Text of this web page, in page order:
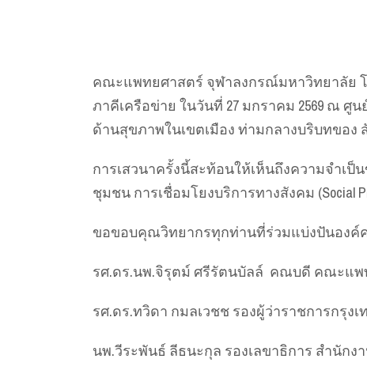
คณะแพทยศาสตร์ จุฬาลงกรณ์มหาวิทยาลัย โด
ภาคีเครือข่าย ในวันที่ 27 มกราคม 2569 ณ ศูนย์
ด้านสุขภาพในเขตเมือง ท่ามกลางบริบทขอ
การเสวนาครั้งนี้สะท้อนให้เห็นถึงความจำเ
ชุมชน การเชื่อมโยงบริการทางสังคม (Social
ขอขอบคุณวิทยากรทุกท่านที่ร่วมแบ่งปันองค์
รศ.ดร.นพ.จิรุตม์ ศรีรัตนบัลล์ คณบดี คณะแ
รศ.ดร.ทวิดา กมลเวชช รองผู้ว่าราชการกรุง
นพ.วีระพันธ์ ลีธนะกุล รองเลขาธิการ สำนัก